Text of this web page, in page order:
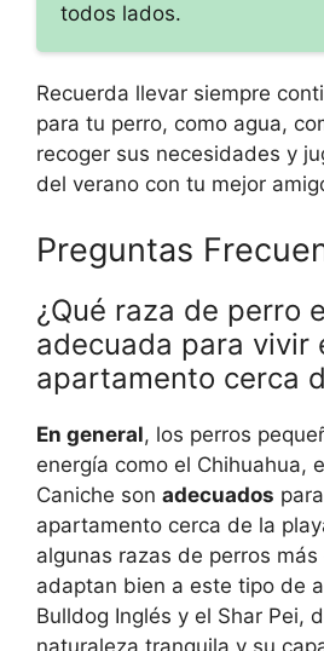
todos lados.
Recuerda llevar siempre
para tu perro, como agua,
recoger sus necesidades y
del verano con tu mejor
Preguntas
¿Qué raza de perro
adecuada para vivir
apartamento cerca
En general, los perros
energía como el Chihuahua,
Caniche son adecuados
apartamento cerca de la
algunas razas de perros
adaptan bien a este tipo de
Bulldog Inglés y el Shar Pei,
naturaleza tranquila y su